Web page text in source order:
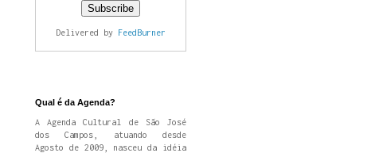
Delivered by FeedBurner
Qual é da Agenda?
A Agenda Cultural de São José
dos Campos, atuando desde
Agosto de 2009, nasceu da idéia